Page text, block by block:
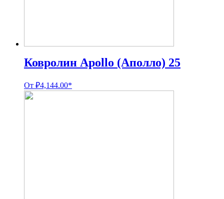
Ковролин Apollo (Аполло) 25
От ₽4,144.00*